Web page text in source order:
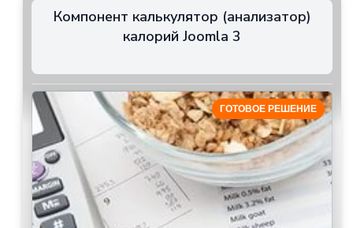
Компонент калькулятор (анализатор)
калорий Joomla 3
ГОТОВОЕ РЕШЕНИЕ